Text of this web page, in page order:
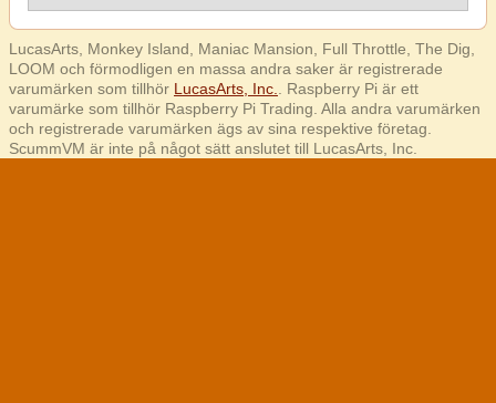
LucasArts, Monkey Island, Maniac Mansion, Full Throttle, The Dig,
LOOM och förmodligen en massa andra saker är registrerade
varumärken som tillhör LucasArts, Inc.
. Raspberry Pi är ett
varumärke som tillhör Raspberry Pi Trading. Alla andra varumärken
och registrerade varumärken ägs av sina respektive företag.
ScummVM är inte på något sätt anslutet till LucasArts, Inc.